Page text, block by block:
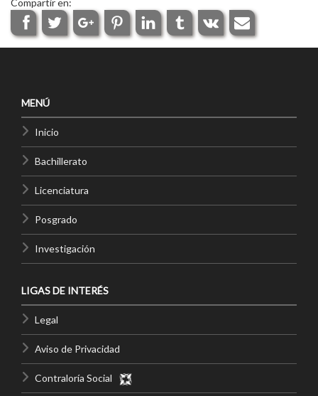
Compartir en:
MENÚ
Inicio
Bachillerato
Licenciatura
Posgrado
Investigación
LIGAS DE INTERÉS
Legal
Aviso de Privacidad
Contraloría Social